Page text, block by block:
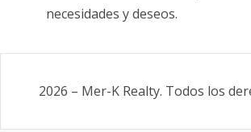
necesidades y deseos.
2026 – Mer-K Realty. Todos los